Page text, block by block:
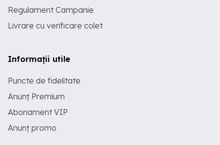
Regulament Campanie
Livrare cu verificare colet
Informații utile
Puncte de fidelitate
Anunț Premium
Abonament VIP
Anunț promo